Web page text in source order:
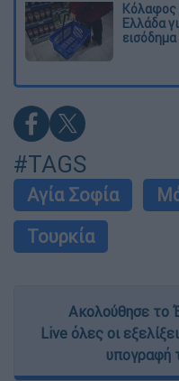
Κόλαφος
Ελλάδα
#TAGS
Αγία Σοφία
Τουρκία
Ακολούθησε το
Live όλες οι
υπογραφή